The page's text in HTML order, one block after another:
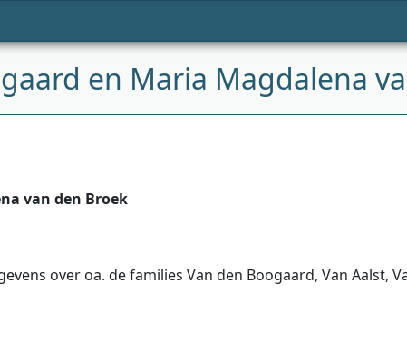
en Maria Magdalena
van den Broek
over oa. de families Van den Boogaard, Van Aalst,